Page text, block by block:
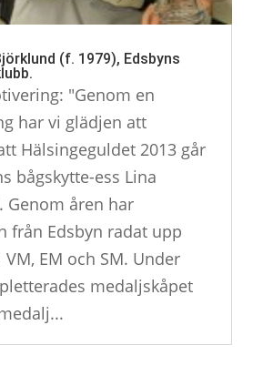
(f. 1979), Edsbyns
"Genom en
har vi glädjen att
Hälsingeguldet 2013 går
bågskytte-ess Lina
Genom åren har
från Edsbyn radat upp
EM och SM. Under
medaljskåpet